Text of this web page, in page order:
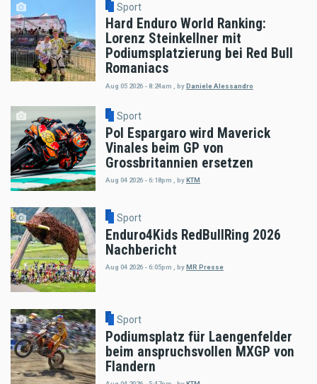
Sport
Hard Enduro World Ranking:
Lorenz Steinkellner mit
Podiumsplatzierung bei Red Bull
Romaniacs
Aug 05 2026 - 8:24am byDaniele Alessandro
Sport
Pol Espargaro wird Maverick
Vinales beim GP von
Grossbritannien ersetzen
Aug 04 2026 - 6:18pm , by KTM
Sport
Enduro4Kids RedBullRing 2026
Nachbericht
Aug 04 2026 - 6:05pm byMR Presse
Sport
Podiumsplatz für Laengenfelder
beim anspruchsvollen MXGP von
Flandern